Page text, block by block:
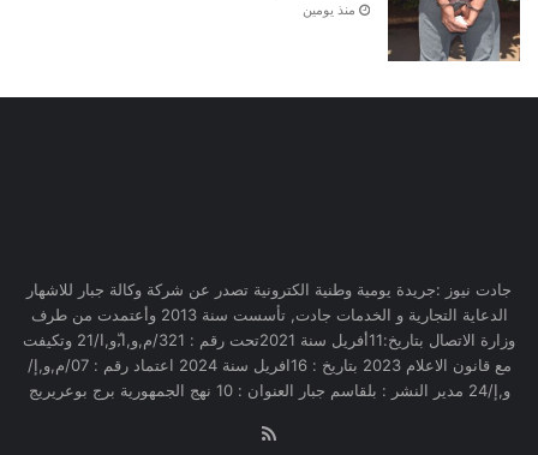
منذ يومين
جادت نيوز :جريدة يومية وطنية الكترونية تصدر عن شركة وكالة جبار للاشهار
الدعاية التجارية و الخدمات جادت, تأسست سنة 2013 وأعتمدت من طرف
وزارة الاتصال بتاريخ:11أفريل سنة 2021تحت رقم : 321/م,و,ا,ّو,ا/21 وتكيفت
مع قانون الاعلام 2023 بتاريخ : 16افريل سنة 2024 اعتماد رقم : 07/م,و,إ/
و,إ/24 مدير النشر : بلقاسم جبار العنوان : 10 نهج الجمهورية برج بوعريريج